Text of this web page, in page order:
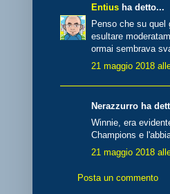
Entius ha detto...
Penso che su
esultare
ormai sembrava
21 maggio 2018
Nerazzurro ha
Winnie, era
Champions e
21 maggio 2018
Posta un commento